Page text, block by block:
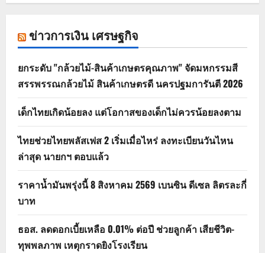
ข่าวการเงิน เศรษฐกิจ
ยกระดับ "กล้วยไม้-สินค้าเกษตรคุณภาพ" จัดมหกรรมสี
สรรพรรณกล้วยไม้ สินค้าเกษตรดี นครปฐมการันตี 2026
เด็กไทยเกิดน้อยลง แต่โอกาสของเด็กไม่ควรน้อยลงตาม
ไทยช่วยไทยพลัสเฟส 2 เริ่มเมื่อไหร่ ลงทะเบียนวันไหน
ล่าสุด นายกฯ ตอบแล้ว
ราคาน้ำมันพรุ่งนี้ 8 สิงหาคม 2569 เบนซิน ดีเซล ลิตรละกี่
บาท
ธอส. ลดดอกเบี้ยเหลือ 0.01% ต่อปี ช่วยลูกค้า เสียชีวิต-
ทุพพลภาพ เหตุกราดยิงโรงเรียน